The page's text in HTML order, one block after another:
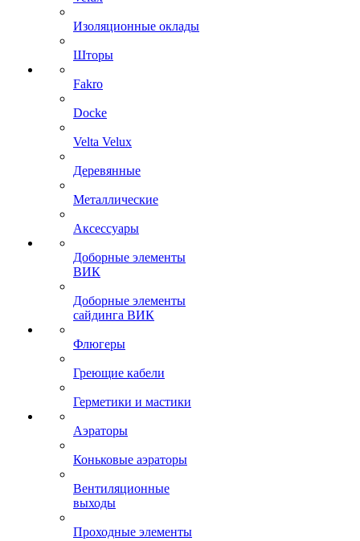
Изоляционные оклады
Шторы
Fakro
Docke
Velta Velux
Деревянные
Металлические
Аксессуары
Доборные элементы
ВИК
Доборные элементы
сайдинга ВИК
Флюгеры
Греющие кабели
Герметики и мастики
Аэраторы
Коньковые аэраторы
Вентиляционные
выходы
Проходные элементы